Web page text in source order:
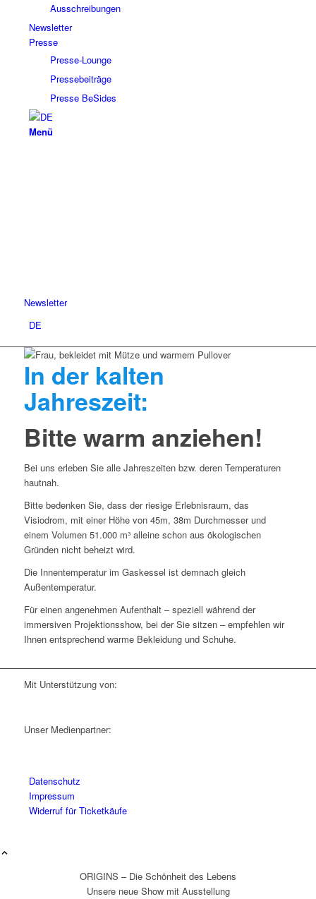
Ausschreibungen
Newsletter
Presse
Presse-Lounge
Pressebeiträge
Presse BeSides
Menü
Newsletter
DE
In der kalten
Jahreszeit:
Bitte warm anziehen!
Bei uns erleben Sie alle Jahreszeiten bzw. deren Temperaturen
hautnah.
Bitte bedenken Sie, dass der riesige Erlebnisraum, das
Visiodrom, mit einer Höhe von 45m, 38m Durchmesser und
einem Volumen 51.000 m³ alleine schon aus ökologischen
Gründen nicht beheizt wird.
Die Innentemperatur im Gaskessel ist demnach gleich
Außentemperatur.
Für einen angenehmen Aufenthalt – speziell während der
immersiven Projektionsshow, bei der Sie sitzen – empfehlen wir
Ihnen entsprechend warme Bekleidung und Schuhe.
Mit Unterstützung von:
Unser Medienpartner:
Datenschutz
Impressum
Widerruf für Ticketkäufe
ORIGINS – Die Schönheit des Lebens
Unsere neue Show mit Ausstellung